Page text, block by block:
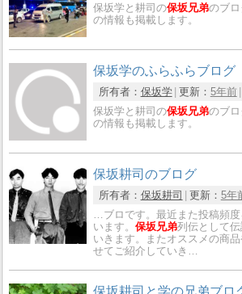
保坂学と耕司の保坂兄弟のブ
の情報も掲載します。
保坂学のふらふらブログ
所有者： 保坂学 更新： 5年前
保坂学と耕司の保坂兄弟のブ
の情報も掲載します。
保坂耕司のブログ
所有者： 保坂耕司 更新： 5年
…ブロです。最近また投稿頻
います。保坂兄弟列伝として
いきます。またオススメの商
せてご紹介していき…
保坂耕司と学の兄弟ブロ